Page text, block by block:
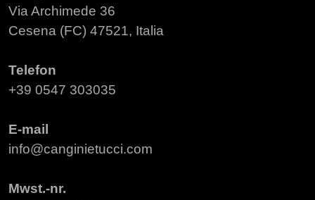
Via Archimede 36
Cesena (FC) 47521, Italia
Telefon
+39 0547 303035
E-mail
info@canginietucci.com
Mwst.-nr.